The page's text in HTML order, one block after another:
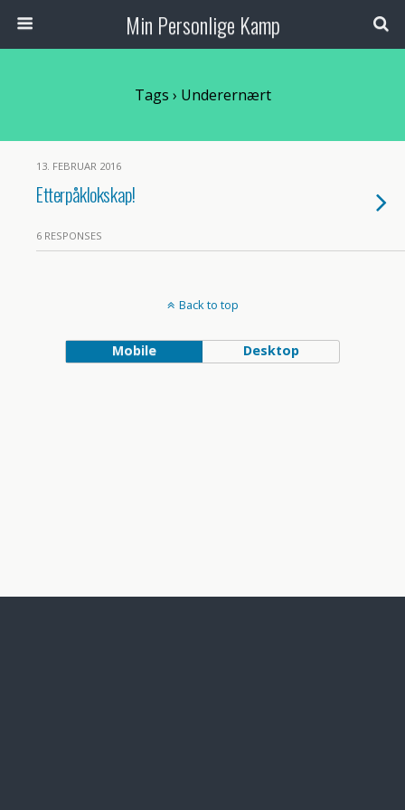
Min Personlige Kamp
Tags › Underernært
13. FEBRUAR 2016
Etterpåklokskap!
6 RESPONSES
Back to top
Mobile Desktop